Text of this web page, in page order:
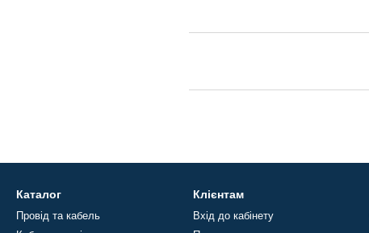
Каталог
Провід та кабель
Клієнтам
Вхід до кабінету